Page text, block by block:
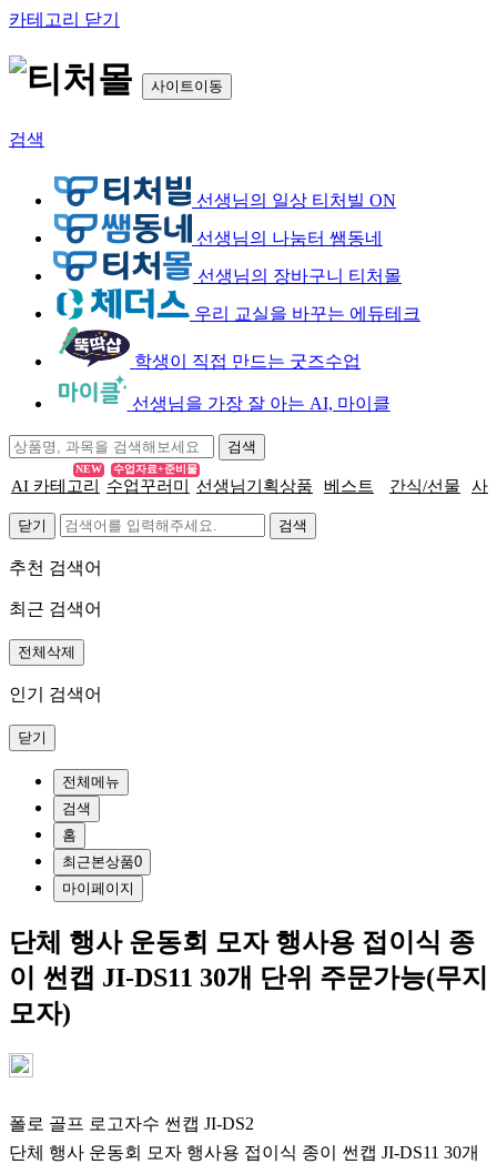
카테고리 닫기
사이트이동
검색
선생님의 일상 티처빌 ON
선생님의 나눔터 쌤동네
선생님의 장바구니 티처몰
우리 교실을 바꾸는 에듀테크
학생이 직접 만드는 굿즈수업
선생님을 가장 잘 아는 AI, 마이클
AI 카테고리
NEW
수업꾸러미
수업자료+준비물
선생님기획상품 베스트 간식/선물 사
닫기
추천 검색어
최근 검색어
전체삭제
인기 검색어
닫기
전체메뉴
검색
홈
최근본상품0
마이페이지
단체 행사 운동회 모자 행사용 접이식 종
이 썬캡 JI-DS11 30개 단위 주문가능(무지
모자)
폴로 골프 로고자수 썬캡 JI-DS2
단체 행사 운동회 모자 행사용 접이식 종이 썬캡 JI-DS11 30개